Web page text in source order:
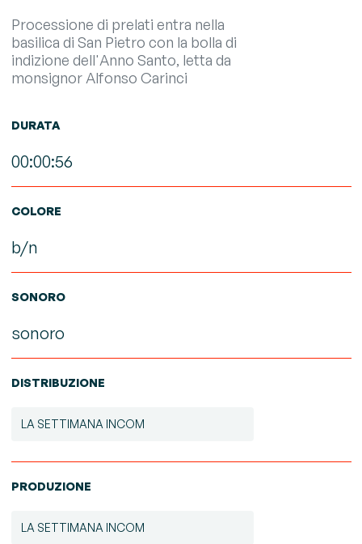
Processione di prelati entra nella
basilica di San Pietro con la bolla di
indizione dell'Anno Santo, letta da
monsignor Alfonso Carinci
DURATA
00:00:56
COLORE
b/n
SONORO
sonoro
DISTRIBUZIONE
LA SETTIMANA INCOM
PRODUZIONE
LA SETTIMANA INCOM